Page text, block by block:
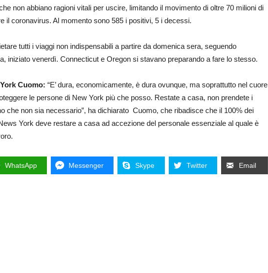
non abbiano ragioni vitali per uscire, limitando il movimento di oltre 70 milioni di
il coronavirus. Al momento sono 585 i positivi, 5 i decessi.
tutti i viaggi non indispensabili a partire da domenica sera, seguendo
iniziato venerdì. Connecticut e Oregon si stavano preparando a fare lo stesso.
Cuomo: “E’ dura, economicamente, è dura ovunque, ma soprattutto nel cuore
le persone di New York più che posso. Restate a casa, non prendete i
che non sia necessario”, ha dichiarato Cuomo, che ribadisce che il 100% dei
York deve restare a casa ad accezione del personale essenziale al quale è
WhatsApp Messenger Skype Twitter Email